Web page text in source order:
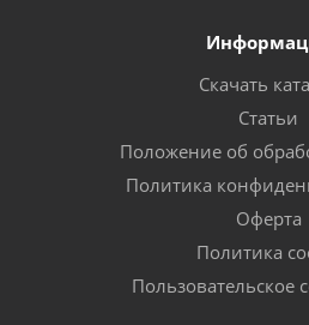
Скачать
Статьи
Положение об
Политика
Оферта
Политика
Пользовательское